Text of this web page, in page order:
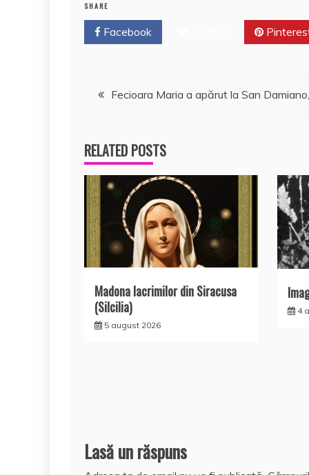
o
o
a
z
SHARE
Facebook
Navigare
articole
Fecioara Maria a apărut la San
RELATED POSTS
Madona lacrimilor din Siracusa
(Silcilia)
5 august 2026
4
Lasă un răspuns